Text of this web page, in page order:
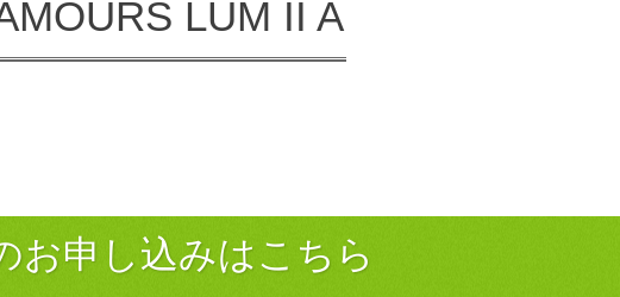
LUM II A
お申し込みはこちら